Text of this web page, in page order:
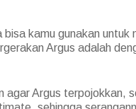
kamu gunakan untuk
Argus adalah
agar Argus terpojokkan,